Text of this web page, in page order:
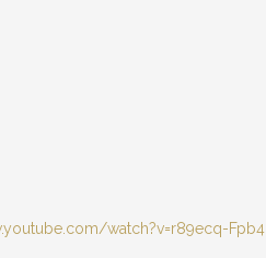
watch?v=r89ecq-Fpb4